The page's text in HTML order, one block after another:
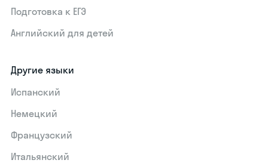
Подготовка к ЕГЭ
Английский для детей
Другие языки
Испанский
Немецкий
Французский
Итальянский